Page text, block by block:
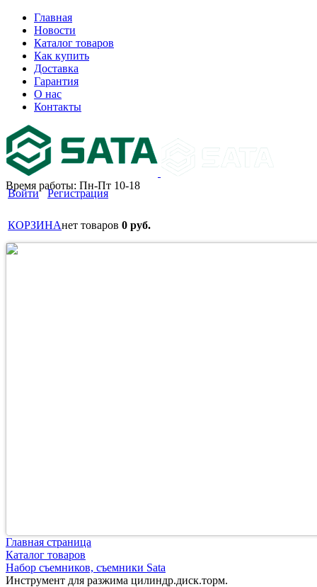
Главная
Новости
Каталог товаров
Как купить
Доставка
Гарантия
О нас
Контакты
Время работы: Пн-Пт 10-18
Войти Регистрация
КОРЗИНАнет товаров 0 руб.
Главная страница
Каталог товаров
Набор съемников, съемники Sata
Инструмент для разжима цилиндр.диск.торм.